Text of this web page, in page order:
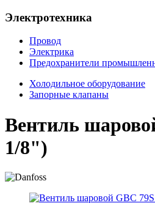
Электротехника
Провод
Электрика
Предохранители
Холодильное оборудование
Запорные клапаны
Вентиль
1/8")